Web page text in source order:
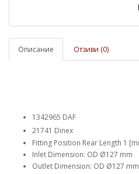
Описание Отзиви (0)
1342965 DAF
21741 Dinex
Fitting Position Rear Length 1
Inlet Dimension: OD Ø127 mm
Outlet Dimension: OD Ø127 mm